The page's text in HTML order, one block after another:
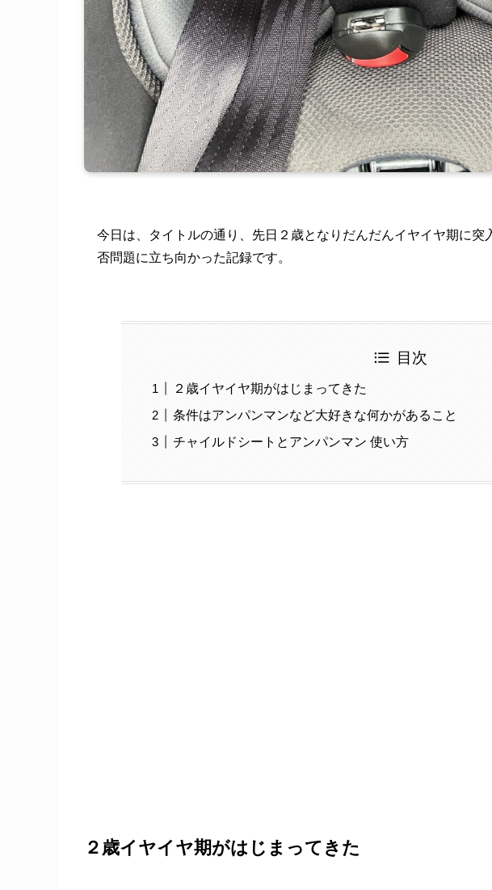
今日は、タイトルの通り、先日２歳となりだんだんイヤイヤ期に
否問題に立ち向かった記録です。
目次
２歳イヤイヤ期がはじまってきた
条件はアンパンマンなど大好きな何かがあること
チャイルドシートとアンパンマン 使い方
２歳イヤイヤ期がはじまってきた